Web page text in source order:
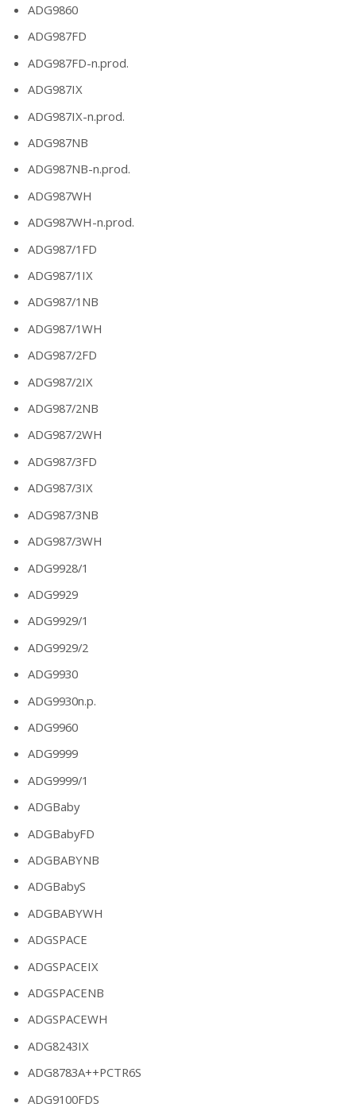
ADG9860
ADG987FD
ADG987FD-n.prod.
ADG987IX
ADG987IX-n.prod.
ADG987NB
ADG987NB-n.prod.
ADG987WH
ADG987WH-n.prod.
ADG987/1FD
ADG987/1IX
ADG987/1NB
ADG987/1WH
ADG987/2FD
ADG987/2IX
ADG987/2NB
ADG987/2WH
ADG987/3FD
ADG987/3IX
ADG987/3NB
ADG987/3WH
ADG9928/1
ADG9929
ADG9929/1
ADG9929/2
ADG9930
ADG9930n.p.
ADG9960
ADG9999
ADG9999/1
ADGBaby
ADGBabyFD
ADGBABYNB
ADGBabyS
ADGBABYWH
ADGSPACE
ADGSPACEIX
ADGSPACENB
ADGSPACEWH
ADG8243IX
ADG8783A++PCTR6S
ADG9100FDS